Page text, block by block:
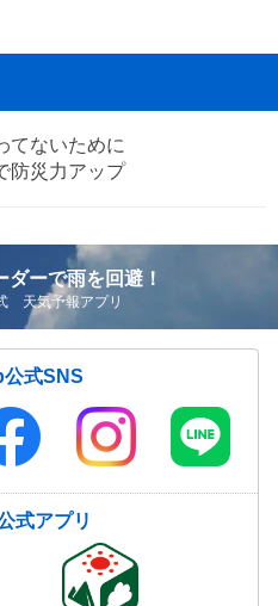
てないために
防災力アップ
ダーで雨を回避！
天気予報アプリ
式SNS
式アプリ